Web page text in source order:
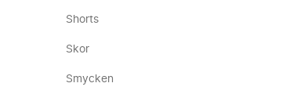
Shorts
Skor
Smycken